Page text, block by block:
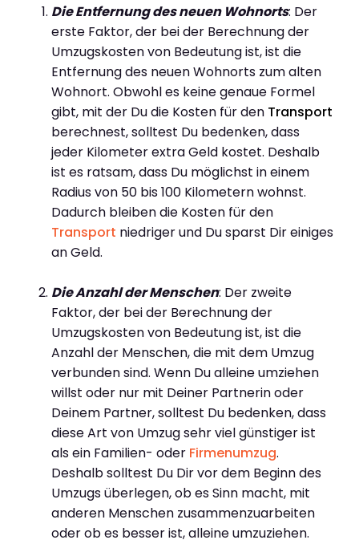
Die Entfernung des neuen Wohnorts: Der
erste Faktor, der bei der Berechnung der
Umzugskosten von Bedeutung ist, ist die
Entfernung des neuen Wohnorts zum alten
Wohnort. Obwohl es keine genaue Formel
gibt, mit der Du die Kosten für den Transport
berechnest, solltest Du bedenken, dass
jeder Kilometer extra Geld kostet. Deshalb
ist es ratsam, dass Du möglichst in einem
Radius von 50 bis 100 Kilometern wohnst.
Dadurch bleiben die Kosten für den
Transport niedriger und Du sparst Dir einiges
an Geld.
Die Anzahl der Menschen: Der zweite
Faktor, der bei der Berechnung der
Umzugskosten von Bedeutung ist, ist die
Anzahl der Menschen, die mit dem Umzug
verbunden sind. Wenn Du alleine umziehen
willst oder nur mit Deiner Partnerin oder
Deinem Partner, solltest Du bedenken, dass
diese Art von Umzug sehr viel günstiger ist
als ein Familien- oder Firmenumzug.
Deshalb solltest Du Dir vor dem Beginn des
Umzugs überlegen, ob es Sinn macht, mit
anderen Menschen zusammenzuarbeiten
oder ob es besser ist, alleine umzuziehen.